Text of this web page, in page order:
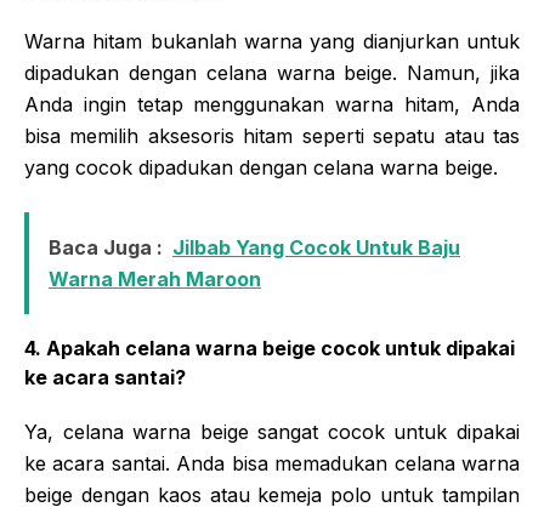
Warna hitam bukanlah warna yang dianjurkan untuk
dipadukan dengan celana warna beige. Namun, jika
Anda ingin tetap menggunakan warna hitam, Anda
bisa memilih aksesoris hitam seperti sepatu atau tas
yang cocok dipadukan dengan celana warna beige.
Baca Juga : Jilbab Yang Cocok Untuk Baju
Warna Merah Maroon
4. Apakah celana warna beige cocok untuk dipakai
ke acara santai?
Ya, celana warna beige sangat cocok untuk dipakai
ke acara santai. Anda bisa memadukan celana warna
beige dengan kaos atau kemeja polo untuk tampilan